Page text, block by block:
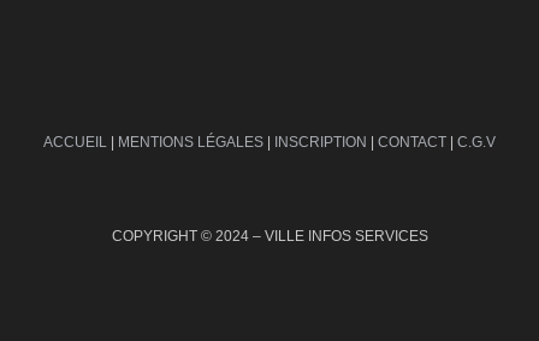
ACCUEIL | MENTIONS LÉGALES | INSCRIPTION | CONTACT | C.G.V
COPYRIGHT © 2024 – VILLE INFOS SERVICES